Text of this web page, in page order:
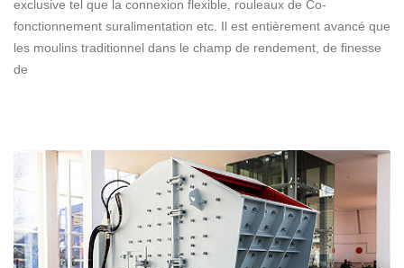
exclusive tel que la connexion flexible, rouleaux de Co-
fonctionnement suralimentation etc. Il est entièrement avancé que
les moulins traditionnel dans le champ de rendement, de finesse
de